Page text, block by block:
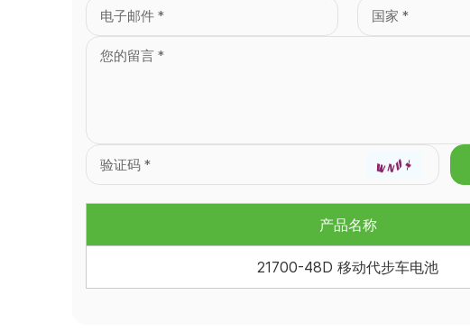
产品名称
21700-48D 移动代步车电池